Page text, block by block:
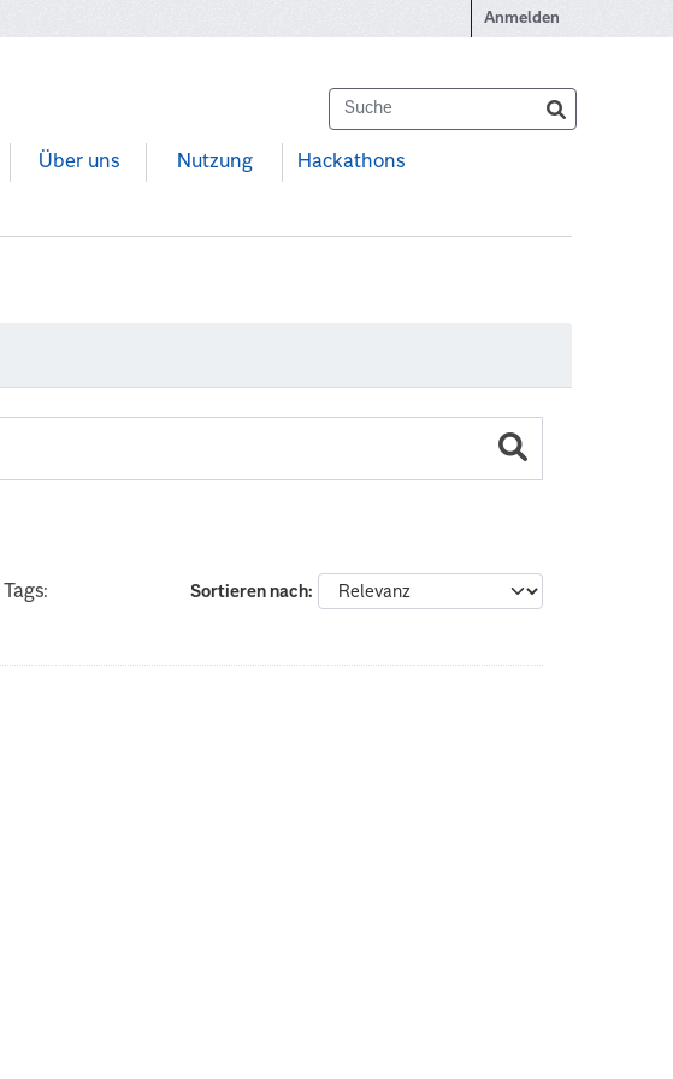
Anmelden
Über uns Nutzung Hackathons
Sortieren nach
Tags: